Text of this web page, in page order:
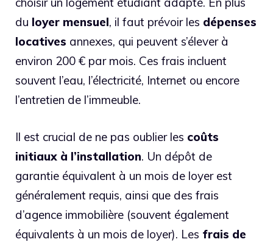
du loyer mensuel, il faut prévoir les dépenses
locatives annexes, qui peuvent s’élever à
environ 200 € par mois. Ces frais incluent
souvent l’eau, l’électricité, Internet ou encore
l’entretien de l’immeuble.
Il est crucial de ne pas oublier les coûts
initiaux à l’installation. Un dépôt de
garantie équivalent à un mois de loyer est
généralement requis, ainsi que des frais
d’agence immobilière (souvent également
équivalents à un mois de loyer). Les frais de